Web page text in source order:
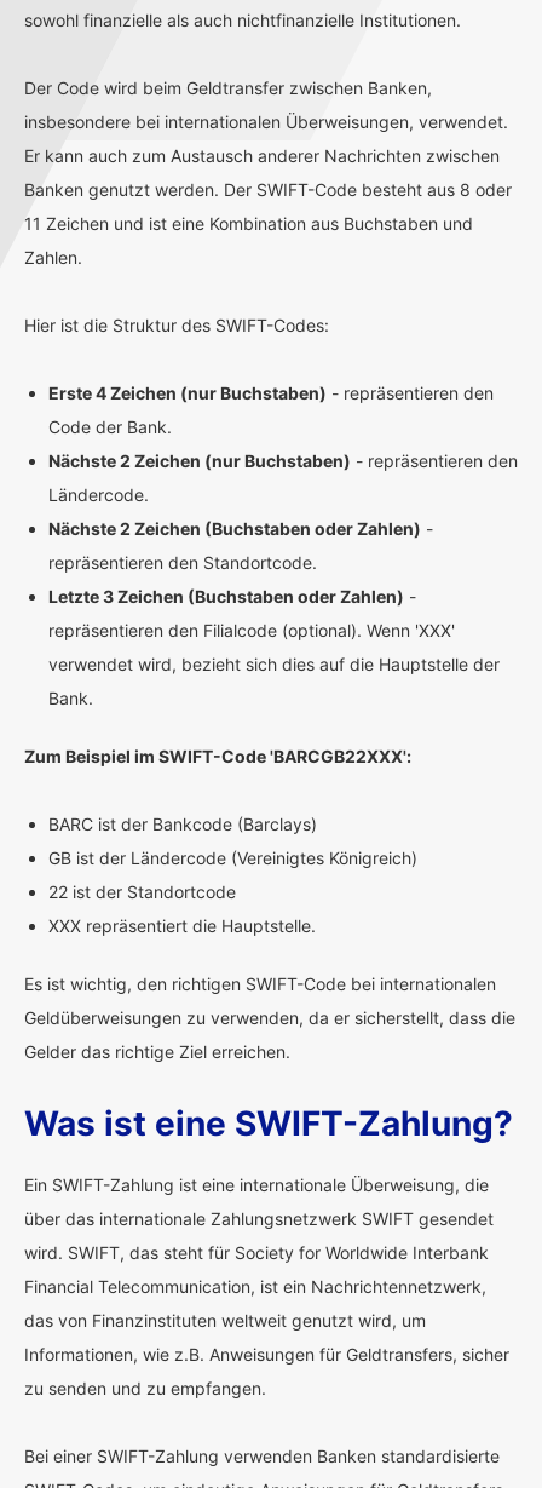
sowohl finanzielle als auch nichtfinanzielle Institutionen.
Der Code wird beim Geldtransfer zwischen Banken,
insbesondere bei internationalen Überweisungen, verwendet.
Er kann auch zum Austausch anderer Nachrichten zwischen
Banken genutzt werden. Der SWIFT-Code besteht aus 8 oder
11 Zeichen und ist eine Kombination aus Buchstaben und
Zahlen.
Hier ist die Struktur des SWIFT-Codes:
Erste 4 Zeichen (nur Buchstaben) - repräsentieren den
Code der Bank.
Nächste 2 Zeichen (nur Buchstaben) - repräsentieren den
Ländercode.
Nächste 2 Zeichen (Buchstaben oder Zahlen) -
repräsentieren den Standortcode.
Letzte 3 Zeichen (Buchstaben oder Zahlen) -
repräsentieren den Filialcode (optional). Wenn 'XXX'
verwendet wird, bezieht sich dies auf die Hauptstelle der
Bank.
Zum Beispiel im SWIFT-Code 'BARCGB22XXX':
BARC ist der Bankcode (Barclays)
GB ist der Ländercode (Vereinigtes Königreich)
22 ist der Standortcode
XXX repräsentiert die Hauptstelle.
Es ist wichtig, den richtigen SWIFT-Code bei internationalen
Geldüberweisungen zu verwenden, da er sicherstellt, dass die
Gelder das richtige Ziel erreichen.
Was ist eine SWIFT-Zahlung?
Ein SWIFT-Zahlung ist eine internationale Überweisung, die
über das internationale Zahlungsnetzwerk SWIFT gesendet
wird. SWIFT, das steht für Society for Worldwide Interbank
Financial Telecommunication, ist ein Nachrichtennetzwerk,
das von Finanzinstituten weltweit genutzt wird, um
Informationen, wie z.B. Anweisungen für Geldtransfers, sicher
zu senden und zu empfangen.
Bei einer SWIFT-Zahlung verwenden Banken standardisierte